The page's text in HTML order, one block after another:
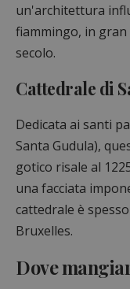
un'architettura
fiammingo, in gran
secolo.
Cattedrale di
Dedicata ai santi
Santa Gudula),
gotico risale al
una facciata
cattedrale è
Bruxelles.
Dove